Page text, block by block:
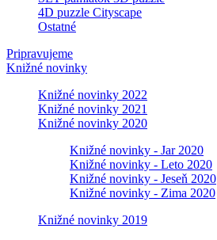
4D puzzle Cityscape
Ostatné
Pripravujeme
Knižné novinky
Knižné novinky 2022
Knižné novinky 2021
Knižné novinky 2020
Knižné novinky - Jar 2020
Knižné novinky - Leto 2020
Knižné novinky - Jeseň 2020
Knižné novinky - Zima 2020
Knižné novinky 2019